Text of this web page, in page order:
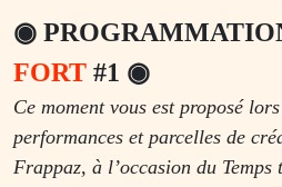
◉
FORT #1 ◉
Ce moment vous est proposé
performances et parcelles de
Frappaz, à l’occasion du Temps